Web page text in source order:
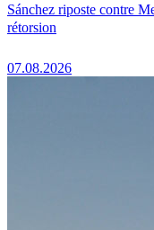
Sánchez riposte contre
rétorsion
07.08.2026